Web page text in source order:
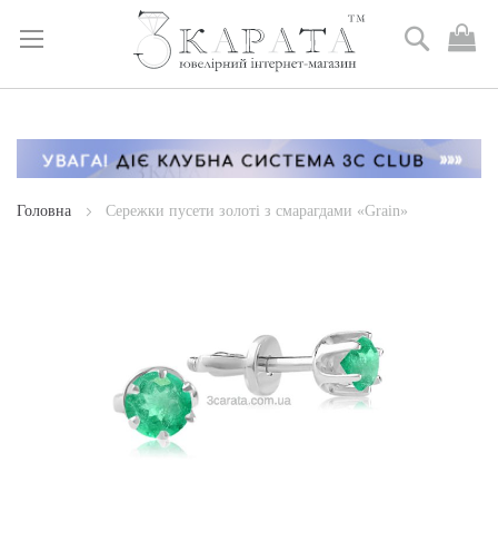
Skip
Content
Пошук
Головна Сережки пусети золоті з смарагдами «Grain»